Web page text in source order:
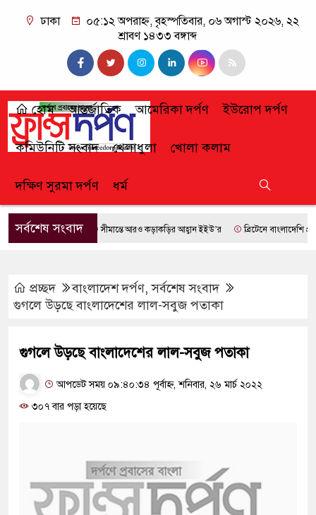
ঢাকা
০৫:১২ অপরাহ্ন, বৃহস্পতিবার, ০৬ অগাস্ট ২০২৬, ২২
শ্রাবণ ১৪৩৩ বঙ্গাব্দ
হোম আন্তর্জাতিক আমেরিকা দর্পণ ইউরোপ দর্পণ
কমিউনিটি সংবাদ খেলাধুলা খোলা কলাম
দক্ষিণ সুরমা দর্পণ ধর্ম
সর্বশেষ সংবাদসীমান্তে আরও কড়াকড়ির আহ্বান ইইউ’র ব্রিটেনে বাংলাদেশি প্রায় ৭
প্রচ্ছদ বাংলাদেশ দর্পণ,সর্বশেষ সংবাদ
গুগলে উড়ছে বাংলাদেশের লাল-সবুজ পতাকা
গুগলে উড়ছে বাংলাদেশের লাল-সবুজ পতাকা
আপডেট সময় ০৯:৪০:৩৪ পূর্বাহ্ন, শনিবার, ২৬ মার্চ ২০২২
৩০৭ বার পড়া হয়েছে